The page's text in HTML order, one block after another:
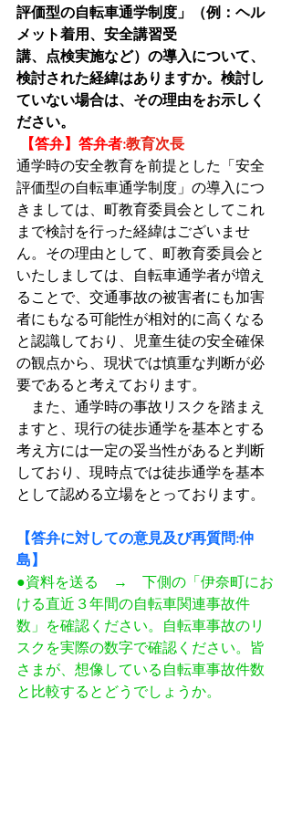
評価型の自転車通学制度」（例：ヘル
メット着用、安全講習受
講、点検実施など）の導入について、
検討された経緯はありますか。検討し
ていない場合は、その理由をお示しく
ださい。
【答弁】答弁者:教育次長
通学時の安全教育を前提とした「安全
評価型の自転車通学制度」の導入につ
きましては、町教育委員会としてこれ
まで検討を行った経緯はございませ
ん。その理由として、町教育委員会と
いたしましては、自転車通学者が増え
ることで、交通事故の被害者にも加害
者にもなる可能性が相対的に高くなる
と認識しており、児童生徒の安全確保
の観点から、現状では慎重な判断が必
要であると考えております。
また、通学時の事故リスクを踏まえ
ますと、現行の徒歩通学を基本とする
考え方には一定の妥当性があると判断
しており、現時点では徒歩通学を基本
として認める立場をとっております。
【答弁に対しての意見及び再質問:仲
島】
●資料を送る　→　下側の「伊奈町にお
ける直近３年間の自転車関連事故件
数」を確認ください。自転車事故のリ
スクを実際の数字で確認ください。皆
さまが、想像している自転車事故件数
と比較するとどうでしょうか。